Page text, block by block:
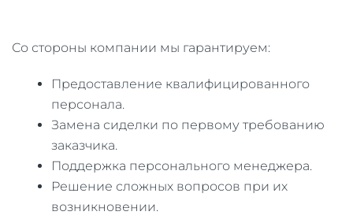
Со стороны компании мы гарантируем:
Предоставление квалифицированного
персонала.
Замена сиделки по первому требованию
заказчика.
Поддержка персонального менеджера.
Решение сложных вопросов при их
возникновении.